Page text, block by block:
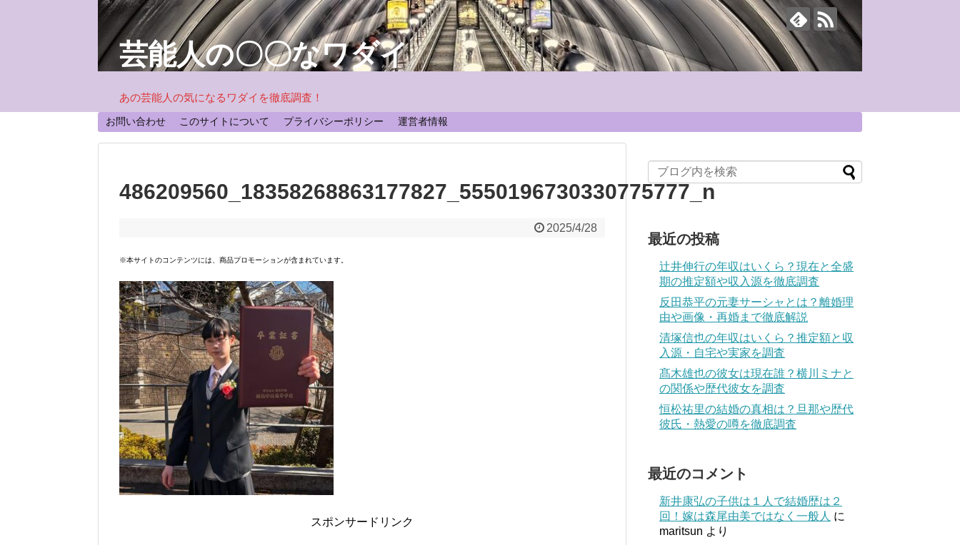
芸能人の〇〇なワダイ
あの芸能人の気になるワダイを徹底調査！
お問い合わせ このサイトについて プライバシーポリシー 運営者情報
486209560_18358268863177827_5550196730330775777_n
2025/4/28
※本サイトのコンテンツには、商品プロモーションが含まれています。
スポンサードリンク
最近の投稿
辻井伸行の年収はいくら？現在と全盛
期の推定額や収入源を徹底調査
反田恭平の元妻サーシャとは？離婚理
由や画像・再婚まで徹底解説
清塚信也の年収はいくら？推定額と収
入源・自宅や実家を調査
髙木雄也の彼女は現在誰？横川ミナと
の関係や歴代彼女を調査
恒松祐里の結婚の真相は？旦那や歴代
彼氏・熱愛の噂を徹底調査
最近のコメント
新井康弘の子供は１人で結婚歴は２
回！嫁は森尾由美ではなく一般人 に
maritsun より